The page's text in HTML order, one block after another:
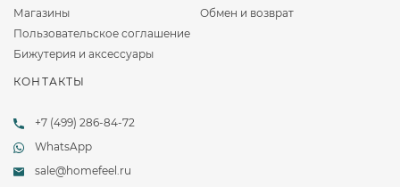
Магазины
Пользовательское соглашение
Бижутерия и аксессуары
Обмен и возврат
КОНТАКТЫ
+7 (499) 286-84-72
WhatsApp
sale@homefeel.ru